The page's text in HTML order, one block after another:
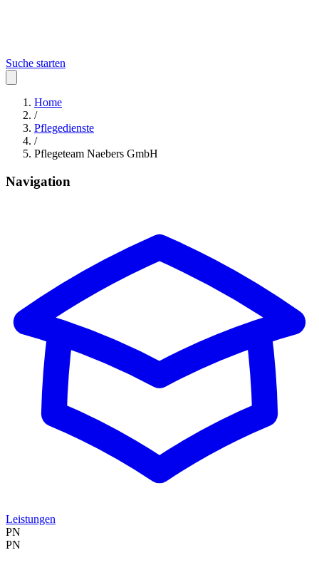
Suche starten
Home
/
Pflegedienste
/
Pflegeteam Naebers GmbH
Navigation
Leistungen
PN
PN